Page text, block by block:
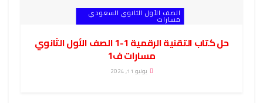
الصف الأول الثانوي السعودي
مسارات
حل كتاب التقنية الرقمية 1-1 الصف الأول الثانوي
مسارات ف1
يونيو 11, 2024